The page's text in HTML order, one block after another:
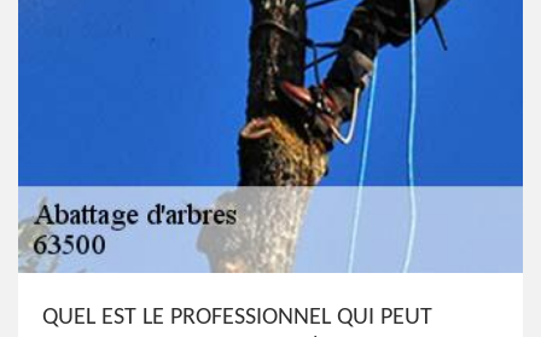
QUEL EST LE PROFESSIONNEL QUI PEUT